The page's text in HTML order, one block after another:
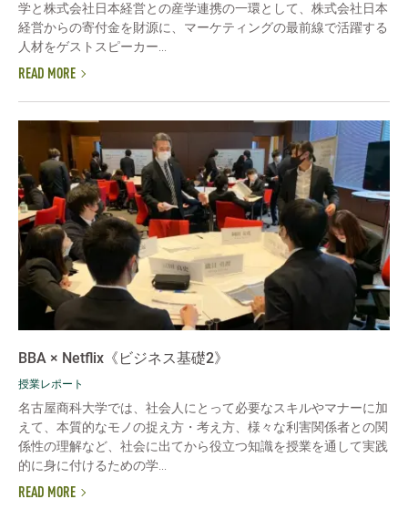
学と株式会社日本経営との産学連携の一環として、株式会社日本
経営からの寄付金を財源に、マーケティングの最前線で活躍する
人材をゲストスピーカー...
READ MORE
BBA × Netflix《ビジネス基礎2》
授業レポート
名古屋商科大学では、社会人にとって必要なスキルやマナーに加
えて、本質的なモノの捉え方・考え方、様々な利害関係者との関
係性の理解など、社会に出てから役立つ知識を授業を通して実践
的に身に付けるための学...
READ MORE